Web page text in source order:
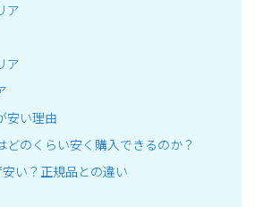
ア
ア
安い理由
どのくらい安く購入できるのか？
い？正規品との違い